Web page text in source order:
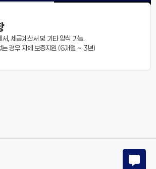
, 세금계산서 및 기타 양식 가능.
는 경우 자체 보증지원 (6개월 ~ 3년)